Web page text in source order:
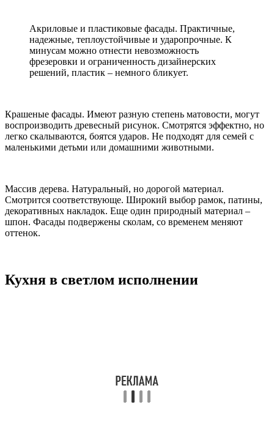
Акриловые и пластиковые фасады. Практичные,
надежные, теплоустойчивые и ударопрочные. К
минусам можно отнести невозможность
фрезеровки и ограниченность дизайнерских
решений, пластик – немного бликует.
Крашеные фасады. Имеют разную степень матовости, могут
воспроизводить древесный рисунок. Смотрятся эффектно, но
легко скалываются, боятся ударов. Не подходят для семей с
маленькими детьми или домашними животными.
Массив дерева. Натуральный, но дорогой материал.
Смотрится соответствующе. Широкий выбор рамок, патины,
декоративных накладок. Еще один природный материал –
шпон. Фасады подвержены сколам, со временем меняют
оттенок.
Кухня в светлом исполнении